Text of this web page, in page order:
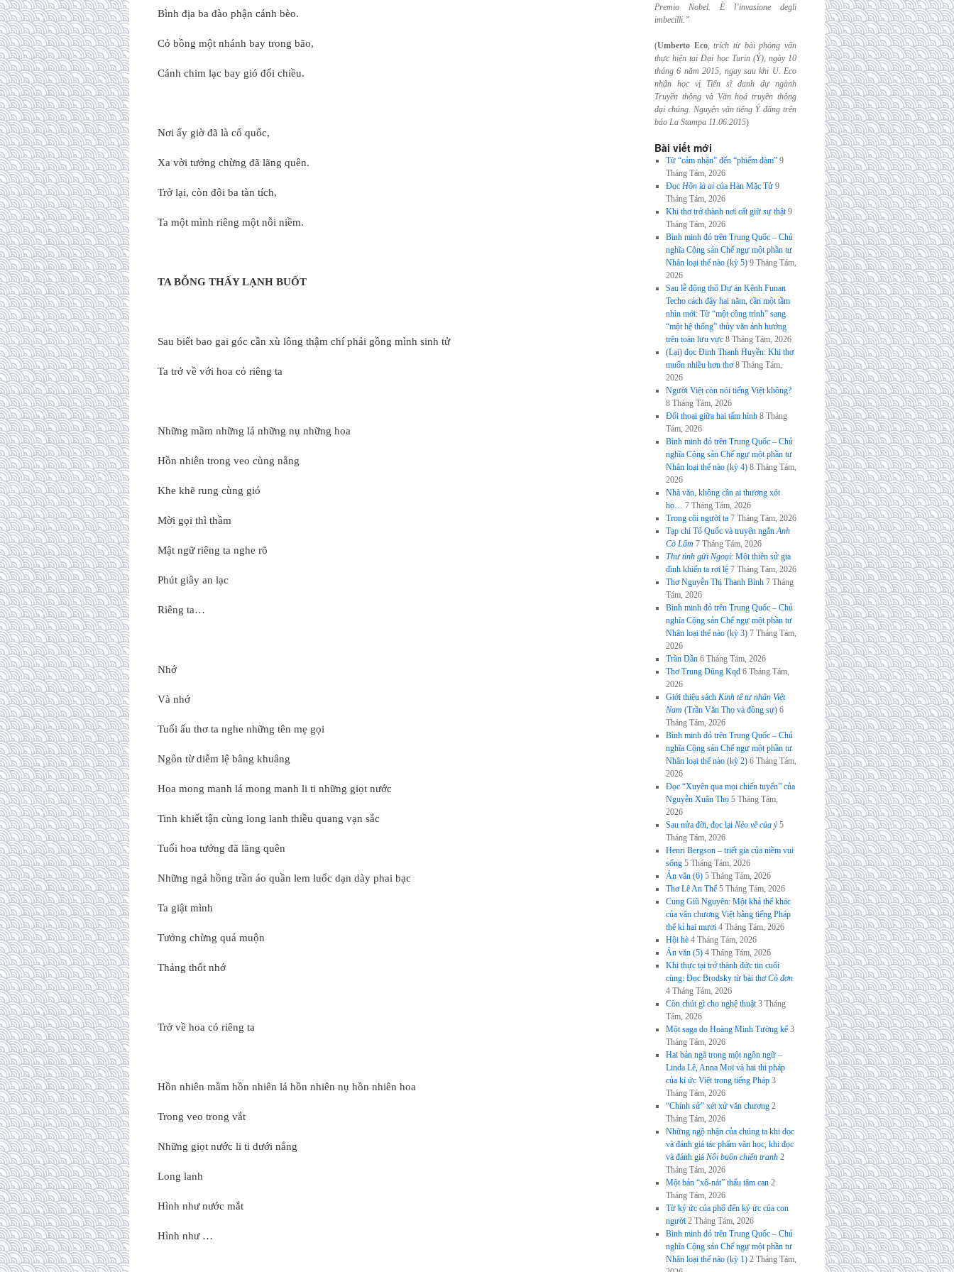
Bình địa ba đào phận cánh bèo.
Cỏ bồng một nhánh bay trong bão,
Cánh chim lạc bay gió đổi chiều.
Nơi ấy giờ đã là cố quốc,
Xa vời tưởng chừng đã lãng quên.
Trở lại, còn đôi ba tàn tích,
Ta một mình riêng một nỗi niềm.
TA BỖNG THẤY LẠNH BUỐT
Sau biết bao gai góc cần xù lông thậm chí phải gồng mình sinh tử
Ta trở về với hoa cỏ riêng ta
Những mầm những lá những nụ những hoa
Hồn nhiên trong veo cùng nắng
Khe khẽ rung cùng gió
Mời gọi thì thầm
Mật ngữ riêng ta nghe rõ
Phút giây an lạc
Riêng ta…
Nhớ
Và nhớ
Tuổi ấu thơ ta nghe những tên mẹ gọi
Ngôn từ diễm lệ bâng khuâng
Hoa mong manh lá mong manh li ti những giọt nước
Tinh khiết tận cùng long lanh thiều quang vạn sắc
Tuổi hoa tưởng đã lãng quên
Những ngả hồng trần áo quần lem luốc dạn dày phai bạc
Ta giật mình
Tưởng chừng quá muộn
Thảng thốt nhớ
Trở về hoa cỏ riêng ta
Hồn nhiên mầm hồn nhiên lá hồn nhiên nụ hồn nhiên hoa
Trong veo trong vắt
Những giọt nước li ti dưới nắng
Long lanh
Hình như nước mắt
Hình như …
Premio Nobel. È l’invasione degli
imbecilli.”
(Umberto Eco,trích từ bài phỏng vấn
thực hiện tại Đại học Turin (Ý), ngày 10
tháng 6 năm 2015, ngay sau khi U. Eco
nhận học vị Tiến sĩ danh dự ngành
Truyền thông và Văn hoá truyền thông
đại chúng. Nguyên văn tiếng Ý đăng trên
báo La Stampa 11.06.2015)
Bài viết mới
Từ “cảm nhận” đến “phiếm đàm” 9
Tháng Tám, 2026
Đọc Hồn là aicủa Hàn Mặc Tử 9
Tháng Tám, 2026
Khi thơ trở thành nơi cất giữ sự thật 9
Tháng Tám, 2026
Bình minh đỏ trên Trung Quốc – Chủ
nghĩa Cộng sản Chế ngự một phần tư
Nhân loại thế nào (kỳ 5) 9 Tháng Tám,
2026
Sau lễ động thổ Dự án Kênh Funan
Techo cách đây hai năm, cần một tầm
nhìn mới: Từ “một công trình” sang
“một hệ thống” thủy văn ảnh hưởng
trên toàn lưu vực 8 Tháng Tám, 2026
(Lại) đọc Đinh Thanh Huyền: Khi thơ
muốn nhiều hơn thơ 8 Tháng Tám,
2026
Người Việt còn nói tiếng Việt không?
8 Tháng Tám, 2026
Đối thoại giữa hai tấm hình 8 Tháng
Tám, 2026
Bình minh đỏ trên Trung Quốc – Chủ
nghĩa Cộng sản Chế ngự một phần tư
Nhân loại thế nào (kỳ 4) 8 Tháng Tám,
2026
Nhà văn, không cần ai thương xót
họ… 7 Tháng Tám, 2026
Trong cõi người ta 7 Tháng Tám, 2026
Tạp chí Tổ Quốc và truyện ngắnAnh
Cò Lấm 7 Tháng Tám, 2026
Thư tình gửi Ngoại: Một thiên sử gia
đình khiến ta rơi lệ 7 Tháng Tám, 2026
Thơ Nguyễn Thị Thanh Bình 7 Tháng
Tám, 2026
Bình minh đỏ trên Trung Quốc – Chủ
nghĩa Cộng sản Chế ngự một phần tư
Nhân loại thế nào (kỳ 3) 7 Tháng Tám,
2026
Trần Dần 6 Tháng Tám, 2026
Thơ Trung Dũng Kqđ 6 Tháng Tám,
2026
Giới thiệu sách Kinh tế tư nhân Việt
Nam (Trần Văn Thọ và đồng sự) 6
Tháng Tám, 2026
Bình minh đỏ trên Trung Quốc – Chủ
nghĩa Cộng sản Chế ngự một phần tư
Nhân loại thế nào (kỳ 2) 6 Tháng Tám,
2026
Đọc “Xuyên qua mọi chiến tuyến” của
Nguyễn Xuân Thọ 5 Tháng Tám,
2026
Sau nửa đời, đọc lại Nẻo về của ý 5
Tháng Tám, 2026
Henri Bergson – triết gia của niềm vui
sống 5 Tháng Tám, 2026
Án văn (6) 5 Tháng Tám, 2026
Thơ Lê An Thế 5 Tháng Tám, 2026
Cung Giũ Nguyên: Một khả thể khác
của văn chương Việt bằng tiếng Pháp
thế kỉ hai mươi 4 Tháng Tám, 2026
Hội hè 4 Tháng Tám, 2026
Án văn (5) 4 Tháng Tám, 2026
Khi thực tại trở thành đức tin cuối
cùng: Đọc Brodsky từ bài thơCô đơn
4 Tháng Tám, 2026
Còn chút gì cho nghệ thuật 3 Tháng
Tám, 2026
Một saga do Hoàng Minh Tường kể 3
Tháng Tám, 2026
Hai bản ngã trong một ngôn ngữ –
Linda Lê, Anna Moï và hai thi pháp
của kí ức Việt trong tiếng Pháp 3
Tháng Tám, 2026
“Chính sử” xét xử văn chương 2
Tháng Tám, 2026
Những ngộ nhận của chúng ta khi đọc
và đánh giá tác phẩm văn học, khi đọc
và đánh giá Nỗi buồn chiến tranh 2
Tháng Tám, 2026
Một bản “xô-nát” thấu tâm can 2
Tháng Tám, 2026
Từ ký ức của phố đến ký ức của con
người 2 Tháng Tám, 2026
Bình minh đỏ trên Trung Quốc – Chủ
nghĩa Cộng sản Chế ngự một phần tư
Nhân loại thế nào (kỳ 1) 2 Tháng Tám,